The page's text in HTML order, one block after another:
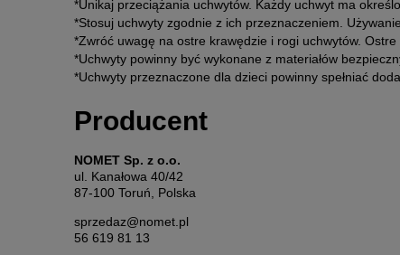
*Unikaj przeciążania uchwytów. Każdy uchwyt ma
*Stosuj uchwyty zgodnie z ich przeznaczeniem.
*Zwróć uwagę na ostre krawędzie i rogi uchwytów.
*Uchwyty powinny być wykonane z materiałów
*Uchwyty przeznaczone dla dzieci powinny spełniać
Producent
NOMET Sp. z o.o.
ul. Kanałowa 40/42
87-100 Toruń, Polska
sprzedaz@nomet.pl
56 619 81 13